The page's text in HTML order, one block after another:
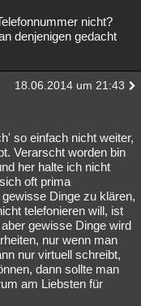
nicht?
denjenigen gedacht
18.06.2014 um 21:43
so einfach nicht weiter,
Verarscht worden bin
her halte ich nicht
oft prima
Dinge zu klären,
telefonieren will, ist
gewisse Dinge wird
nur wenn man
nur virtuell schreibt,
dann sollte man
am Liebsten für